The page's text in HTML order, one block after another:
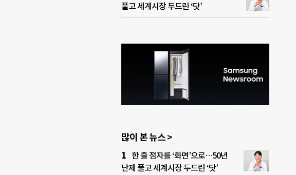
풀고 세계시장 두드린 ‘닷’
많이 본 뉴스 >
한 줄 점자를 ‘화면’으로…50년
난제 풀고 세계시장 두드린 ‘닷’